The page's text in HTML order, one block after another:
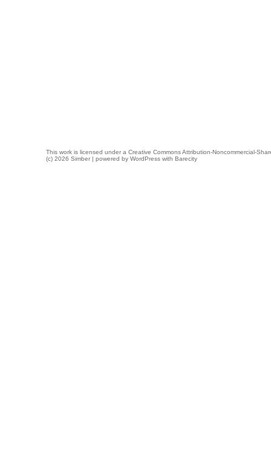
This work is licensed under a Creative Commons Attribution-Noncommercial-
(c) 2026 Simber | powered by WordPress with Barecity